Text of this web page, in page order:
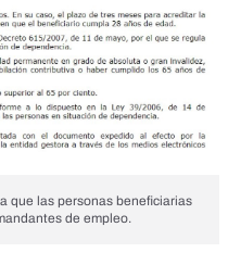
que las personas beneficiarias
de empleo.